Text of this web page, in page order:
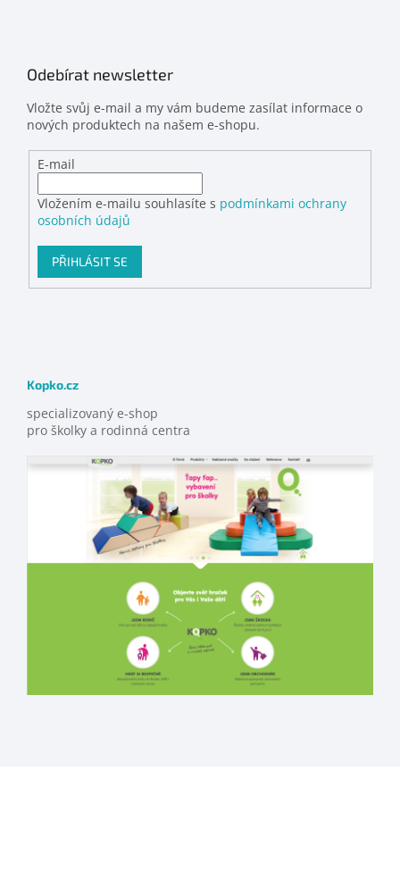
Odebírat newsletter
Vložte svůj e-mail a my vám budeme zasílat informace o
nových produktech na našem e-shopu.
E-mail
Vložením e-mailu souhlasíte s podmínkami ochrany
osobních údajů
PŘIHLÁSIT SE
Kopko.cz
specializovaný e-shop
pro školky a rodinná centra